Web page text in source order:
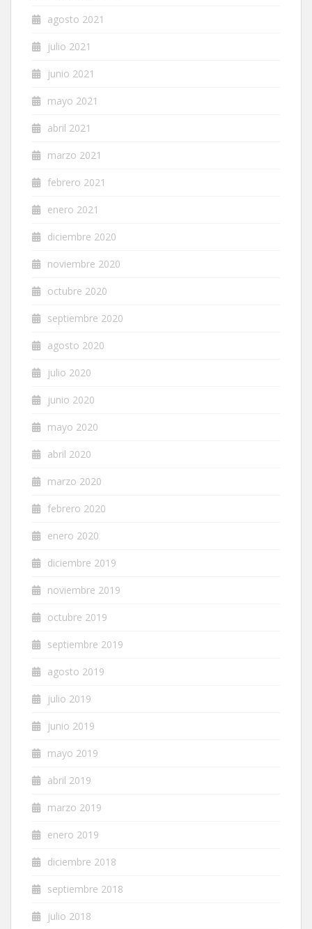
agosto 2021
julio 2021
junio 2021
mayo 2021
abril 2021
marzo 2021
febrero 2021
enero 2021
diciembre 2020
noviembre 2020
octubre 2020
septiembre 2020
agosto 2020
julio 2020
junio 2020
mayo 2020
abril 2020
marzo 2020
febrero 2020
enero 2020
diciembre 2019
noviembre 2019
octubre 2019
septiembre 2019
agosto 2019
julio 2019
junio 2019
mayo 2019
abril 2019
marzo 2019
enero 2019
diciembre 2018
septiembre 2018
julio 2018